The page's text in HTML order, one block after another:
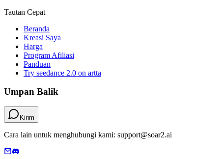
Tautan Cepat
Beranda
Kreasi Saya
Harga
Program Afiliasi
Panduan
Try seedance 2.0 on artta
Umpan Balik
Kirim
Cara lain untuk menghubungi kami: support@soar2.ai